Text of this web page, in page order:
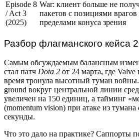
Episode 8
/ Act 3
(2025)
War: клиент больше не
пакетов с позициями врагов
пределами конуса зрения
Разбор флагманского кейса
Самым обсуждаемым балансным
стал патч Dota 2 от 24 марта, где Valve
время тронула высотный туман войны.
ground вокруг центральной линии
увеличен на 150 единиц, а тайминг
(momentum vision) при атаке из тумана
секунды.
Что это дало на практике? Саппорты